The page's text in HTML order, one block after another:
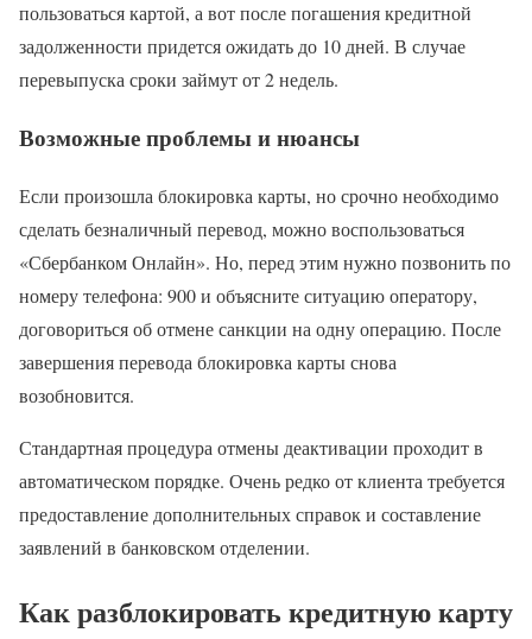
пользоваться картой, а вот после погашения кредитной
задолженности придется ожидать до 10 дней. В случае
перевыпуска сроки займут от 2 недель.
Возможные проблемы и нюансы
Если произошла блокировка карты, но срочно необходимо
сделать безналичный перевод, можно воспользоваться
«Сбербанком Онлайн». Но, перед этим нужно позвонить по
номеру телефона: 900 и объясните ситуацию оператору,
договориться об отмене санкции на одну операцию. После
завершения перевода блокировка карты снова
возобновится.
Стандартная процедура отмены деактивации проходит в
автоматическом порядке. Очень редко от клиента требуется
предоставление дополнительных справок и составление
заявлений в банковском отделении.
Как разблокировать кредитную карту